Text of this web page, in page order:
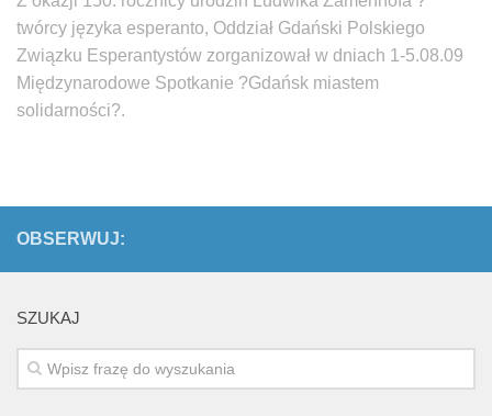
Fundacja Jacka Kaczmarskiego
Fundacja Batorego
twórcy języka esperanto, Oddział Gdański Polskiego
Związku Esperantystów zorganizował w dniach 1-5.08.09
Międzynarodowe Spotkanie ?Gdańsk miastem
solidarności?.
OBSERWUJ:
SZUKAJ